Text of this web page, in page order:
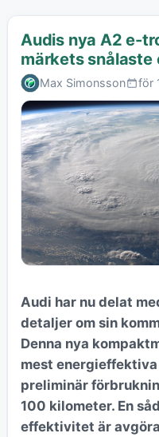
Audis nya A2 e-
märkets snålaste
Max Simonsson för
Audi har nu delat
detaljer om sin
Denna nya
mest
preliminär
100 kilometer. En
effektivitet är